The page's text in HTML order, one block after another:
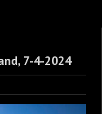
7-4-2024